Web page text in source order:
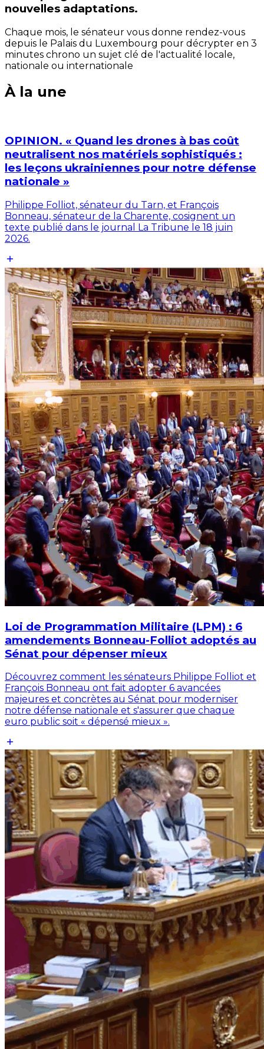
nouvelles adaptations.
Chaque mois, le sénateur vous donne rendez-vous
depuis le Palais du Luxembourg pour décrypter en 3
minutes chrono un sujet clé de l'actualité locale,
nationale ou internationale
À la une
OPINION. « Quand les drones à bas coût
neutralisent nos matériels sophistiqués :
les leçons ukrainiennes pour notre défense
nationale »
Philippe Folliot, sénateur du Tarn, et François
Bonneau, sénateur de la Charente, cosignent un
texte publié dans le journal La Tribune le 18 juin
2026.
Loi de Programmation Militaire (LPM) : 6
amendements Bonneau-Folliot adoptés au
Sénat pour dépenser mieux
Découvrez comment les sénateurs Philippe Folliot et
François Bonneau ont fait adopter 6 avancées
majeures et concrètes au Sénat pour moderniser
notre défense nationale et s'assurer que chaque
euro public soit « dépensé mieux ».